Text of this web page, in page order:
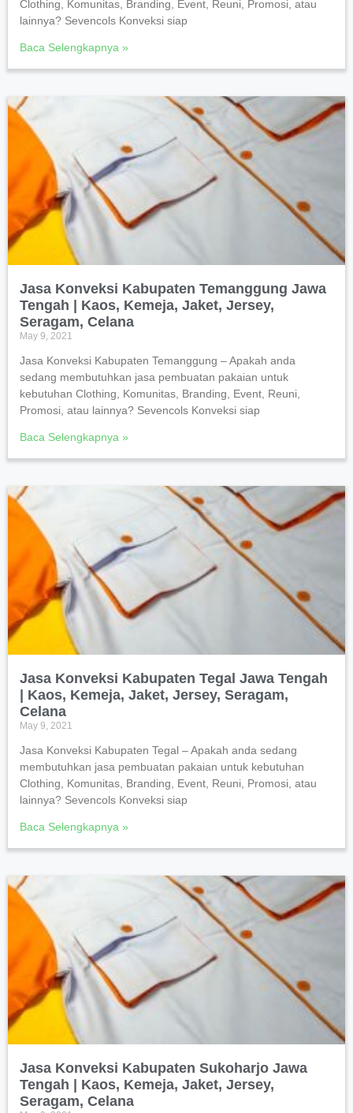
Clothing, Komunitas, Branding, Event, Reuni, Promosi, atau
lainnya? Sevencols Konveksi siap
Baca Selengkapnya »
Jasa Konveksi Kabupaten Temanggung Jawa
Tengah | Kaos, Kemeja, Jaket, Jersey,
Seragam, Celana
May 9, 2021
Jasa Konveksi Kabupaten Temanggung – Apakah anda
sedang membutuhkan jasa pembuatan pakaian untuk
kebutuhan Clothing, Komunitas, Branding, Event, Reuni,
Promosi, atau lainnya? Sevencols Konveksi siap
Baca Selengkapnya »
Jasa Konveksi Kabupaten Tegal Jawa Tengah
| Kaos, Kemeja, Jaket, Jersey, Seragam,
Celana
May 9, 2021
Jasa Konveksi Kabupaten Tegal – Apakah anda sedang
membutuhkan jasa pembuatan pakaian untuk kebutuhan
Clothing, Komunitas, Branding, Event, Reuni, Promosi, atau
lainnya? Sevencols Konveksi siap
Baca Selengkapnya »
Jasa Konveksi Kabupaten Sukoharjo Jawa
Tengah | Kaos, Kemeja, Jaket, Jersey,
Seragam, Celana